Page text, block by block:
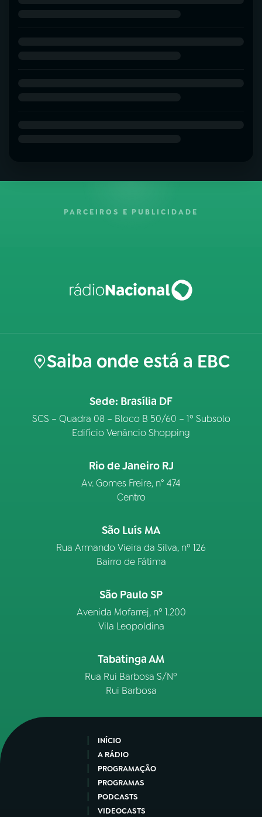
PARCEIROS E PUBLICIDADE
Saiba onde está a EBC
Sede: Brasília DF
SCS – Quadra 08 – Bloco B 50/60 – 1º Subsolo
Edifício Venâncio Shopping
Rio de Janeiro RJ
Av. Gomes Freire, n° 474
Centro
São Luís MA
Rua Armando Vieira da Silva, nº 126
Bairro de Fátima
São Paulo SP
Avenida Mofarrej, nº 1.200
Vila Leopoldina
Tabatinga AM
Rua Rui Barbosa S/Nº
Rui Barbosa
INÍCIO
A RÁDIO
PROGRAMAÇÃO
PROGRAMAS
PODCASTS
VIDEOCASTS